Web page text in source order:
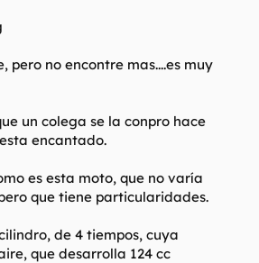
pero no encontre mas....es muy
un colega se la conpro hace
encantado.
es esta moto, que no varía
que tiene particularidades.
de 4 tiempos, cuya
que desarrolla 124 cc